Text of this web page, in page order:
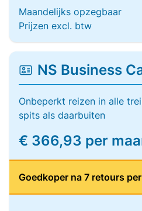
Maandelijks opzegbaar
Prijzen excl. btw
NS Business
Onbeperkt reizen in alle
spits als daarbuiten
€ 366,93 per
Goedkoper na 7 retours